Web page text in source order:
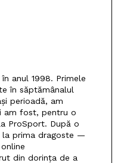
anul 1998. Primele
în săptămânalul
perioadă, am
am fost, pentru o
ProSport. După o
la prima dragoste —
din dorința de a